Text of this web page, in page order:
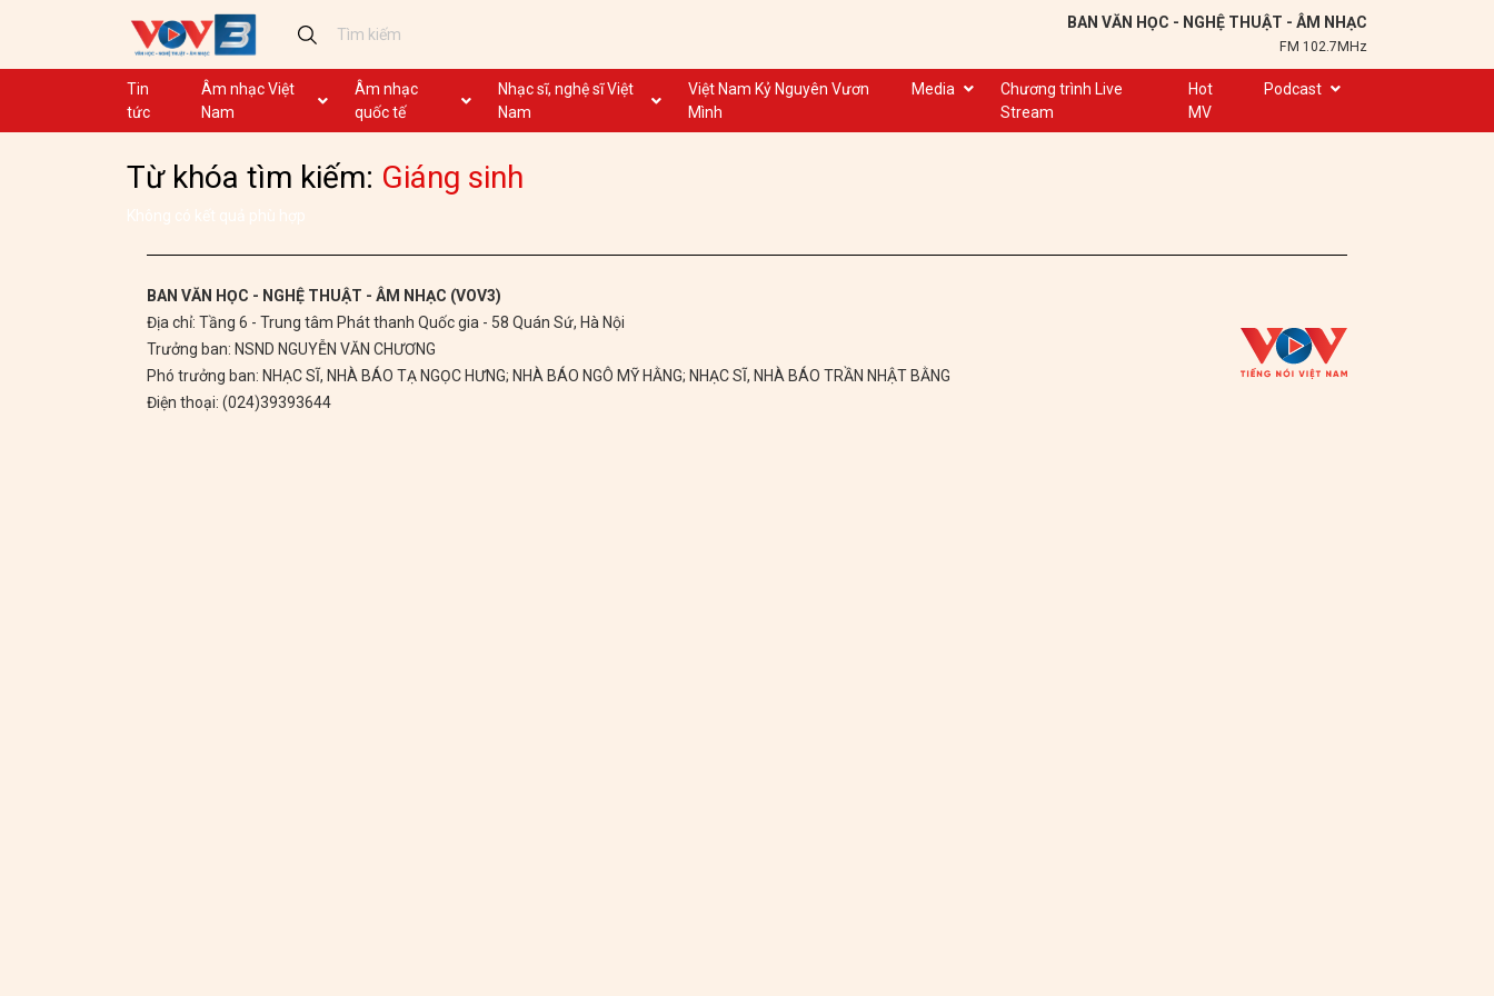
BAN VĂN HỌC - NGHỆ THUẬT - ÂM NHẠC
FM 102.7MHz
Tin
tức
Âm nhạc Việt
Nam
Ca khúc
Nhạc mới
Dân ca
GHTP
Chủ tịch Hồ Chí Minh
Ca khúc thi đua ái quốc
Ca nhạc theo yêu cầu
Âm nhạc
quốc tế
Ca khúc
Không lời
Nhạc sĩ, nghệ sĩ Việt
Nam
Nghệ sĩ biểu diễn VN
Nhạc sĩ VN
Việt Nam Kỷ Nguyên Vươn
Mình
Media
Dân ca
Chương trình Live
Stream
Hot
MV
Podcast
Trạm 102,7
Đôi bạn văn chương
Hành trình sáng tạo
Từ khóa tìm kiếm: Giáng sinh
Không có kết quả phù hợp
BAN VĂN HỌC - NGHỆ THUẬT - ÂM NHẠC (VOV3)
Địa chỉ: Tầng 6 - Trung tâm Phát thanh Quốc gia - 58 Quán Sứ, Hà Nội
Trưởng ban: NSND NGUYỄN VĂN CHƯƠNG
Phó trưởng ban: NHẠC SĨ, NHÀ BÁO TẠ NGỌC HƯNG; NHÀ BÁO NGÔ MỸ HẰNG; NHẠC SĨ, NHÀ BÁO TRẦN NHẬT BẰNG
Điện thoại: (024)39393644